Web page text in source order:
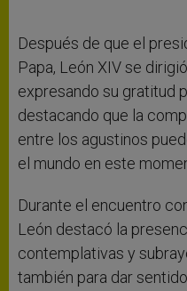
Después de que el
Papa, León XIV se
expresando su gratitud
destacando que la
entre los agustinos
el mundo en este
Durante el encuentro
León destacó la
contemplativas y
también para dar